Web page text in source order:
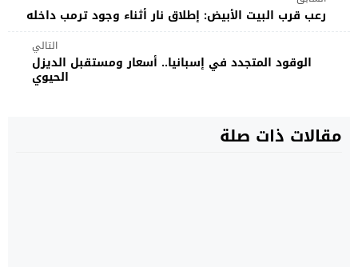
رعب قرب البيت الأبيض: إطلاق نار أثناء وجود ترمب داخله
التالي
الوقود المتجدد في إسبانيا.. أسعار ومستقبل الديزل
الحيوي
مقالات ذات صلة